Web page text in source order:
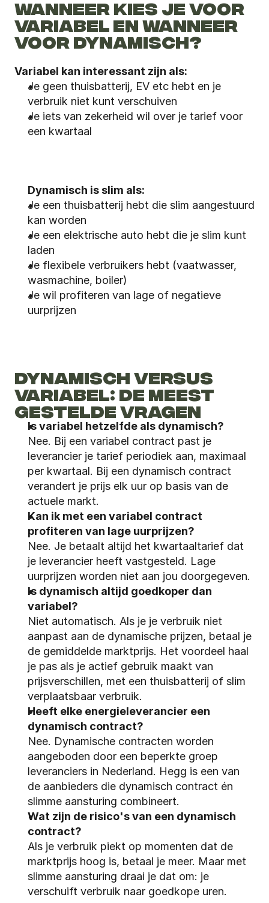
WANNEER KIES JE VOOR
VARIABEL EN WANNEER
VOOR DYNAMISCH?
Variabel kan interessant zijn als:
Je geen thuisbatterij, EV etc hebt en je
verbruik niet kunt verschuiven
Je iets van zekerheid wil over je tarief voor
een kwartaal
Dynamisch is slim als:
Je een thuisbatterij hebt die slim aangestuurd
kan worden
Je een elektrische auto hebt die je slim kunt
laden
Je flexibele verbruikers hebt (vaatwasser,
wasmachine, boiler)
Je wil profiteren van lage of negatieve
uurprijzen
DYNAMISCH VERSUS
VARIABEL: DE MEEST
GESTELDE VRAGEN
Is variabel hetzelfde als dynamisch?
Nee. Bij een variabel contract past je
leverancier je tarief periodiek aan, maximaal
per kwartaal. Bij een dynamisch contract
verandert je prijs elk uur op basis van de
actuele markt.
Kan ik met een variabel contract
profiteren van lage uurprijzen?
Nee. Je betaalt altijd het kwartaaltarief dat
je leverancier heeft vastgesteld. Lage
uurprijzen worden niet aan jou doorgegeven.
Is dynamisch altijd goedkoper dan
variabel?
Niet automatisch. Als je je verbruik niet
aanpast aan de dynamische prijzen, betaal je
de gemiddelde marktprijs. Het voordeel haal
je pas als je actief gebruik maakt van
prijsverschillen, met een thuisbatterij of slim
verplaatsbaar verbruik.
Heeft elke energieleverancier een
dynamisch contract?
Nee. Dynamische contracten worden
aangeboden door een beperkte groep
leveranciers in Nederland. Hegg is een van
de aanbieders die dynamisch contract én
slimme aansturing combineert.
Wat zijn de risico's van een dynamisch
contract?
Als je verbruik piekt op momenten dat de
marktprijs hoog is, betaal je meer. Maar met
slimme aansturing draai je dat om: je
verschuift verbruik naar goedkope uren.